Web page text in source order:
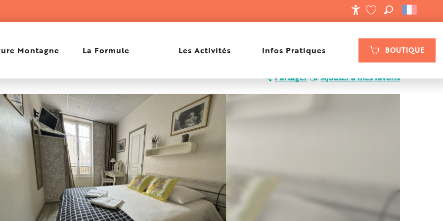
BOUTIQUE
VOIR LES FAVORIS
RECHERCHE
Montagne La Formule Les Activités Infos Pratiques
Partager Ajouter à mes favoris